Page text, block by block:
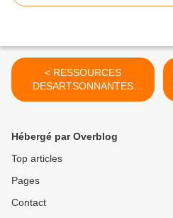
< RESSOURCES
DESARTSONNANTES
SUITE
Hébergé par Overblog
Top articles
Pages
Contact